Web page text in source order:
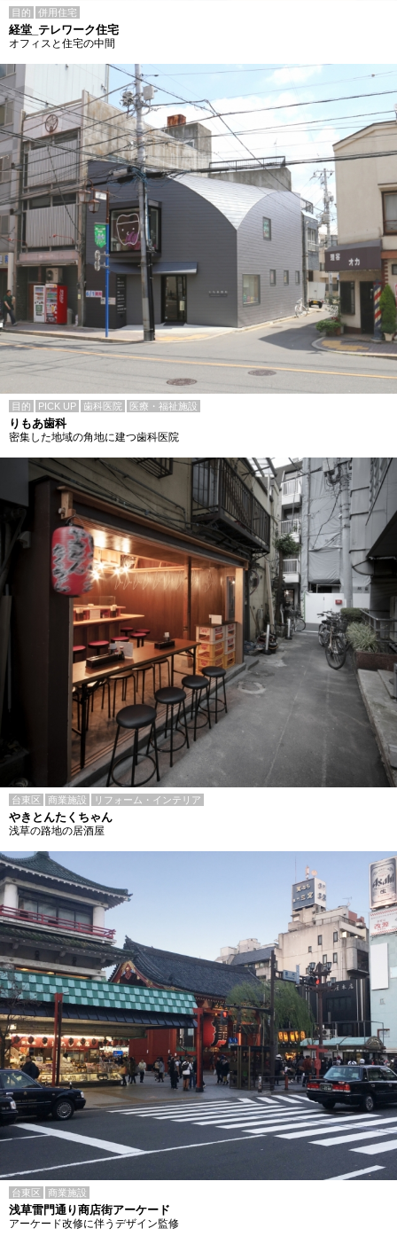
目的 併用住宅
経堂_テレワーク住宅
オフィスと住宅の中間
目的 PICK UP 歯科医院 医療・福祉施設
りもあ歯科
密集した地域の角地に建つ歯科医院
台東区 商業施設 リフォーム・インテリア
やきとんたくちゃん
浅草の路地の居酒屋
台東区 商業施設
浅草雷門通り商店街アーケード
アーケード改修に伴うデザイン監修